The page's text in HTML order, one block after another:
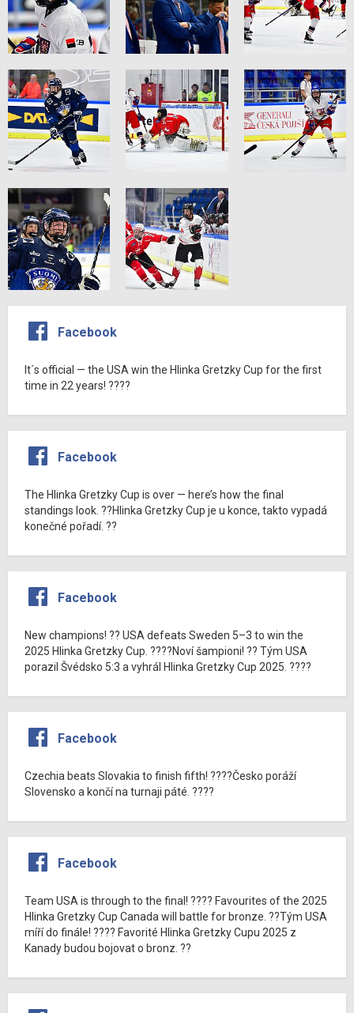
Facebook
It´s official — the USA win the Hlinka Gretzky Cup for the first
time in 22 years! ????
Facebook
The Hlinka Gretzky Cup is over — here’s how the final
standings look. ??Hlinka Gretzky Cup je u konce, takto vypadá
konečné pořadí. ??
Facebook
New champions! ?? USA defeats Sweden 5–3 to win the
2025 Hlinka Gretzky Cup. ????Noví šampioni! ?? Tým USA
porazil Švédsko 5:3 a vyhrál Hlinka Gretzky Cup 2025. ????
Facebook
Czechia beats Slovakia to finish fifth! ????Česko poráží
Slovensko a končí na turnaji páté. ????
Facebook
Team USA is through to the final! ???? Favourites of the 2025
Hlinka Gretzky Cup Canada will battle for bronze. ??Tým USA
míří do finále! ???? Favorité Hlinka Gretzky Cupu 2025 z
Kanady budou bojovat o bronz. ??